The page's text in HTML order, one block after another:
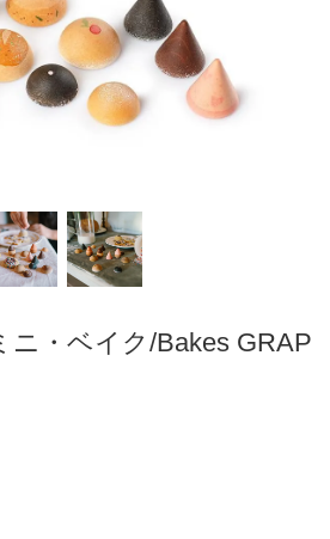
ニ・ベイク/Bakes GRAP